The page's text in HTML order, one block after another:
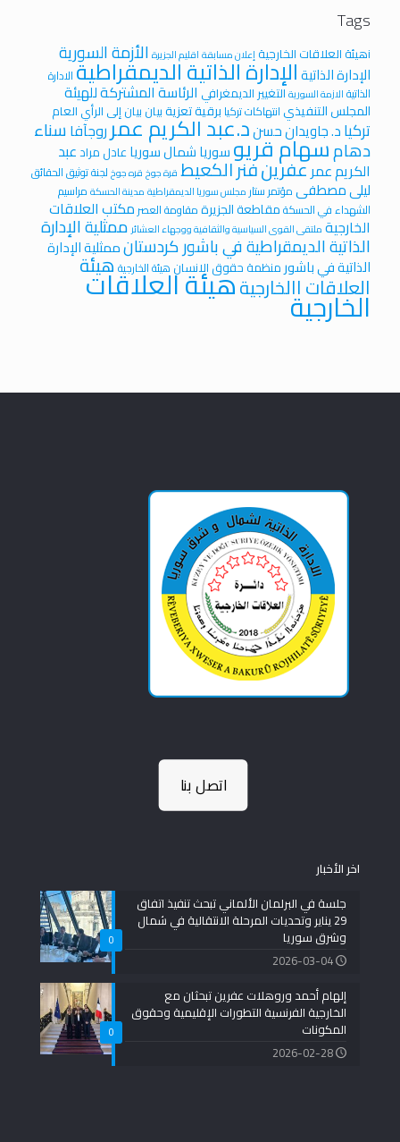
Tags
iهيئة العلاقات الخارجية إعلان مسابقة اقليم الجزيرة الأزمة السورية
الإدارة الذاتيةالإدارة الذاتية الديمقراطيةالادارة
الذاتية الازمة السوريةالتغيير الديمغرافي الرئاسة المشتركة للهيئة
المجلس التنفيذيانتهاكات تركيا برقية تعزيةبيان بيان إلى الرأي العام
تركياد. جاويدان حسند.عبد الكريم عمرروجآفاسناء
دهامسهام قريوسورياشمال سورياعادل مرادعبد
الكريم عمرعفرينفنر الكعيط قرة جوخ قره جوخ لجنة توثيق الحقائق
ليلى مصطفىمؤتمر ستار مجلس سوريا الديمقراطية مدينة الحسكة مراسيم
الشهداء في الحسكةمقاطعة الجزيرةمقاومة العصرمكتب العلاقات
الخارجية ملتقى القوى السياسية والثقافية ووجهاء العشائر ممثلية الإدارة
الذاتية الديمقراطية في باشور كردستانممثلية الإدارة
الذاتية في باشور منظمة حقوق الانسان هيئة الخارجية هيئة
العلاقات االخارجيةهيئة العلاقات الخارجية
اتصل بنا
اخر الأخبار
0
جلسة في البرلمان الألماني تبحث تنفيذ اتفاق
29 يناير وتحديات المرحلة الانتقالية في شمال
وشرق سوريا
2026-03-04
0
إلهام أحمد وروهلات عفرين تبحثان مع
الخارجية الفرنسية التطورات الإقليمية وحقوق
المكونات
2026-02-28